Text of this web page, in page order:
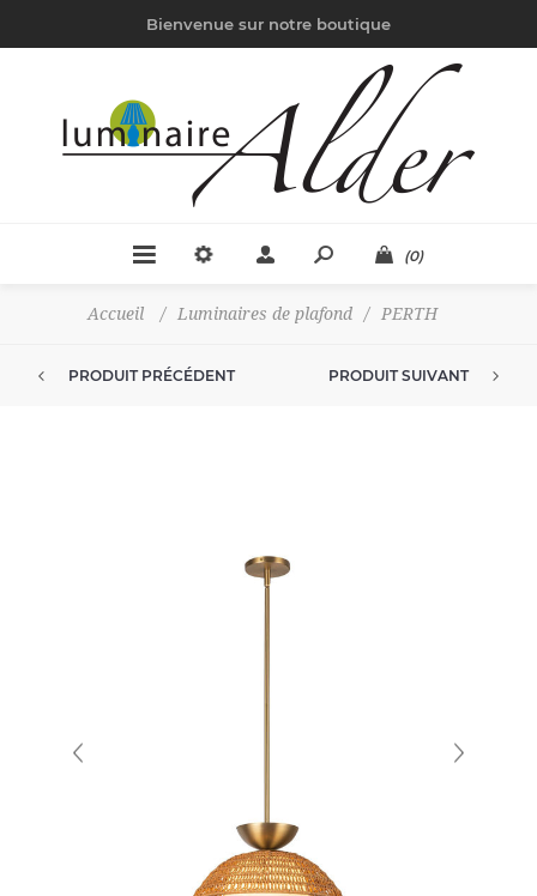
Bienvenue sur notre boutique
(0)
Accueil / Luminaires de plafond / PERTH
PRODUIT PRÉCÉDENT PRODUIT SUIVANT